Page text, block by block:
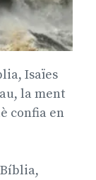
Isaïes
la ment
confia en